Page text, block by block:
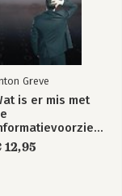
Greve
is er mis met
Nederland ?
12,95